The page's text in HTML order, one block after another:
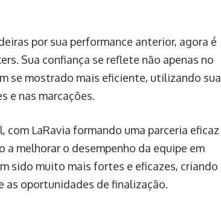
por sua performance anterior, agora é
Sua confiança se reflete não apenas no
se mostrado mais eficiente, utilizando sua
e nas marcações.
LaRavia formando uma parceria eficaz
a melhorar o desempenho da equipe em
sido muito mais fortes e eficazes, criando
as oportunidades de finalização.